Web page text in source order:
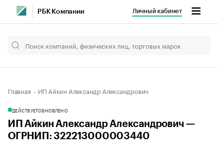
РБК Компании Личный кабинет
Главная ИП Айкин Александр Александрович
ДЕЙСТВУЕТОБНОВЛЕНО
ИП Айкин Александр Александрович —
ОГРНИП: 322213000003440